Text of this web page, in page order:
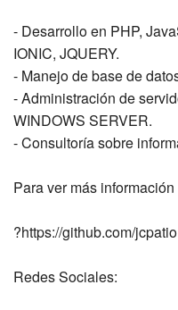
- Desarrollo en PHP,
IONIC, JQUERY.
- Manejo de base de
- Administración de
WINDOWS SERVER.
- Consultoría sobre
Para ver más información
?https://github.com/jcpatio
Redes Sociales: